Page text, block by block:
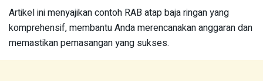
Artikel ini menyajikan contoh RAB atap baja ringan yang
komprehensif, membantu Anda merencanakan anggaran dan
memastikan pemasangan yang sukses.